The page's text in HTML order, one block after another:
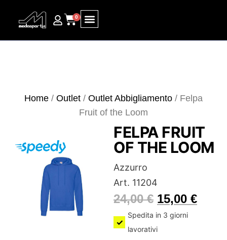
0
Home / Outlet / Outlet Abbigliamento / Felpa
Fruit of the Loom
FELPA FRUIT
OF THE LOOM
Azzurro
Art. 11204
24,00€ 15,00 €
Spedita in 3 giorni
lavorativi